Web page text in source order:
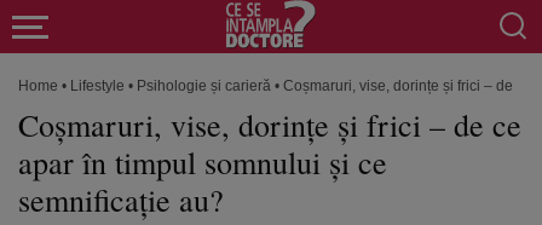
Home • Lifestyle • Psihologie și carieră • Coșmaruri, vise, dorințe și frici – de ce
Coșmaruri, vise, dorințe și frici – de ce
apar în timpul somnului și ce
semnificație au?